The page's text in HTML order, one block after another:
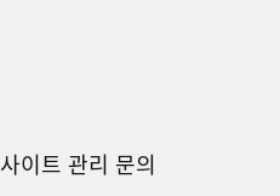
사이트 관리 문의